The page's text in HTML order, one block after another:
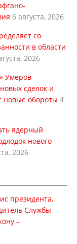
6 августа, 2026
со
в области
2026
Умеров
сделок и
новые обороты 4
ядерный
нового
2026